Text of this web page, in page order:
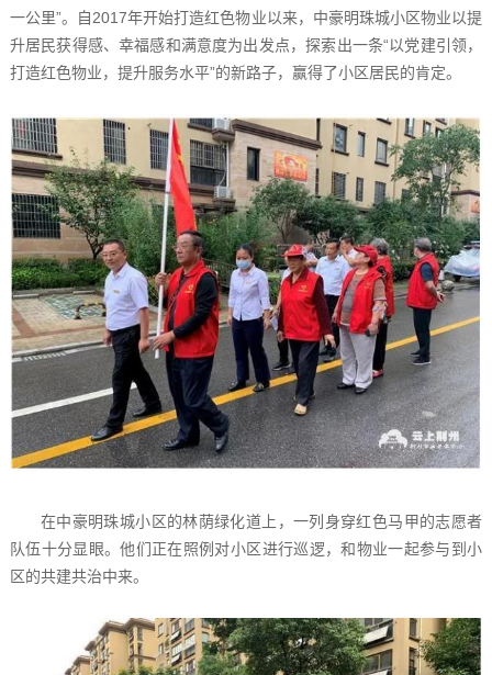
一公里”。自2017年开始打造红色物业以来，中豪明珠城小区物业以提
升居民获得感、幸福感和满意度为出发点，探索出一条“以党建引领，
打造红色物业，提升服务水平”的新路子，赢得了小区居民的肯定。
在中豪明珠城小区的林荫绿化道上，一列身穿红色马甲的志愿者
队伍十分显眼。他们正在照例对小区进行巡逻，和物业一起参与到小
区的共建共治中来。